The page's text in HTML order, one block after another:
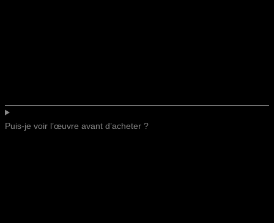
Puis-je voir l’œuvre avant d’acheter ?